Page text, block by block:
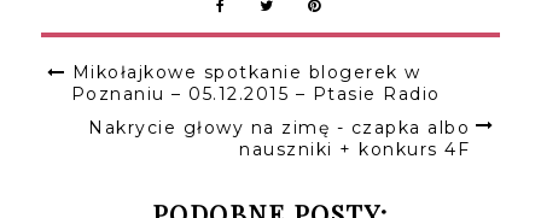
Mikołajkowe spotkanie blogerek w
Poznaniu – 05.12.2015 – Ptasie Radio
Nakrycie głowy na zimę - czapka albo
nauszniki + konkurs 4F